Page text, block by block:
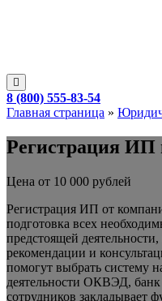
8 (800) 555-83-54
Главная страница »
Регистрация ИП
Цена от 10 000 рублей
Регистрация ИП от
подготовка всех
предстоящей
рекомендации и
помогут выбрать систему
деятельности ОКВЭД, банк
сотрудников закладывает